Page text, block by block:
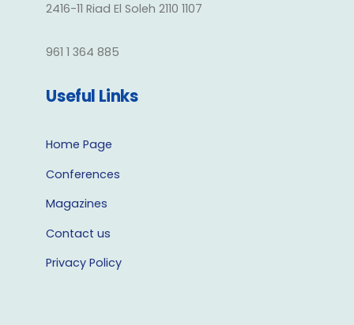
2416-11 Riad El Soleh 2110 1107
961 1 364 885
Useful Links
Home Page
Conferences
Magazines
Contact us
Privacy Policy